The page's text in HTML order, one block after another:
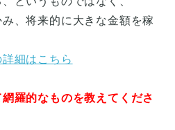
、将来的に大きな金額を稼
細はこちら
羅的なものを教えてくださ